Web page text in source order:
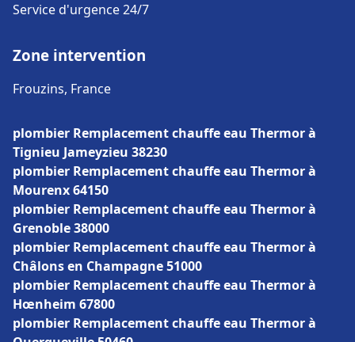
Service d'urgence 24/7
Zone intervention
Frouzins, France
plombier Remplacement chauffe eau Thermor à
Tignieu Jameyzieu 38230
plombier Remplacement chauffe eau Thermor à
Mourenx 64150
plombier Remplacement chauffe eau Thermor à
Grenoble 38000
plombier Remplacement chauffe eau Thermor à
Châlons en Champagne 51000
plombier Remplacement chauffe eau Thermor à
Hœnheim 67800
plombier Remplacement chauffe eau Thermor à